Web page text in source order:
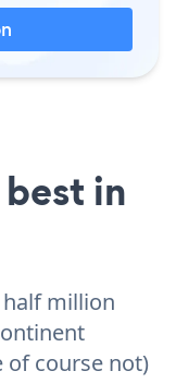
in
half million
of course not)